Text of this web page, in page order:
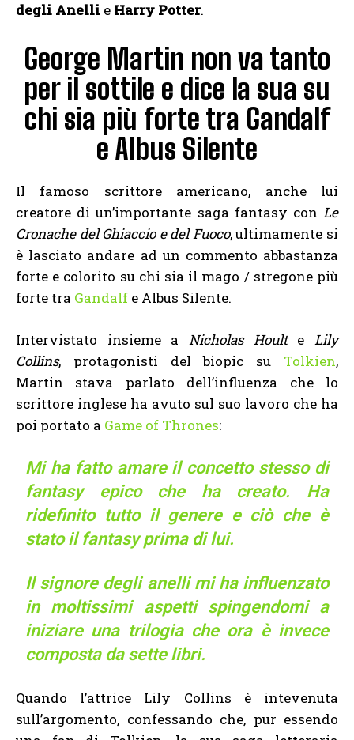
degli Anelli e Harry Potter.
George Martin non va tanto
per il sottile e dice la sua su
chi sia più forte tra Gandalf
e Albus Silente
Il famoso scrittore americano, anche lui
creatore di un’importante saga fantasy con Le
Cronache del Ghiaccio e del Fuoco, ultimamente si
è lasciato andare ad un commento abbastanza
forte e colorito su chi sia il mago / stregone più
forte tra Gandalf e Albus Silente.
Intervistato insieme a Nicholas HoulteLily
Collins, protagonisti del biopic su Tolkien,
Martin stava parlato dell’influenza che lo
scrittore inglese ha avuto sul suo lavoro che ha
poi portato a Game of Thrones:
Mi ha fatto amare il concetto stesso di
fantasy epico che ha creato. Ha
ridefinito tutto il genere e ciò che è
stato il fantasy prima di lui.
Il signore degli anelli mi ha influenzato
in moltissimi aspetti spingendomi a
iniziare una trilogia che ora è invece
composta da sette libri.
Quando l’attrice Lily Collins è intevenuta
sull’argomento, confessando che, pur essendo